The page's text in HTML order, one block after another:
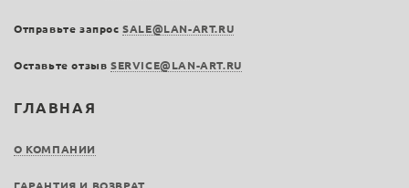
ГЛАВНАЯ
О КОМПАНИИ
Отправьте запросSALE@LAN-ART.RU
Оставьте отзыв SERVICE@LAN-ART.RU